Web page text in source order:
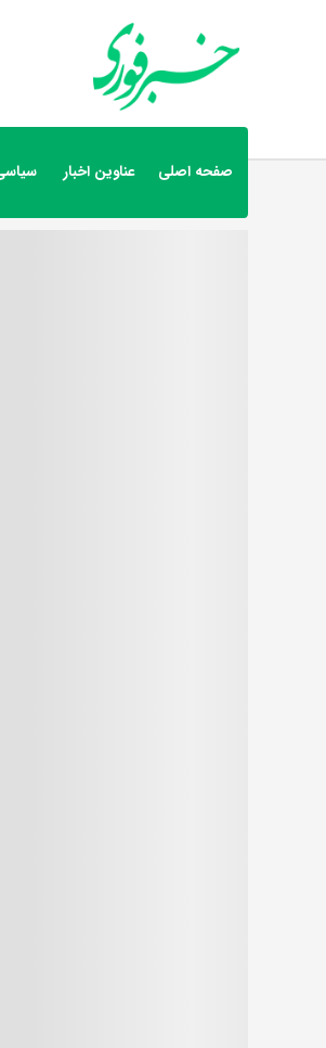
صفحه اصلی عناوین اخبار